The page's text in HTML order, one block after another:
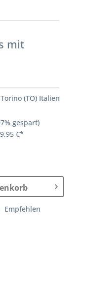
mit
(TO) Italien
% gespart)
€*
Empfehlen